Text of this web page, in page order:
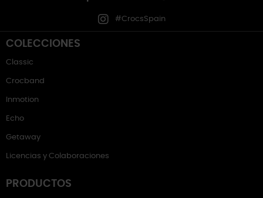
#CrocsSpain
COLECCIONES
Classic
Crocband
Inmotion
Echo
Getaway
Licencias y Colaboraciones
PRODUCTOS